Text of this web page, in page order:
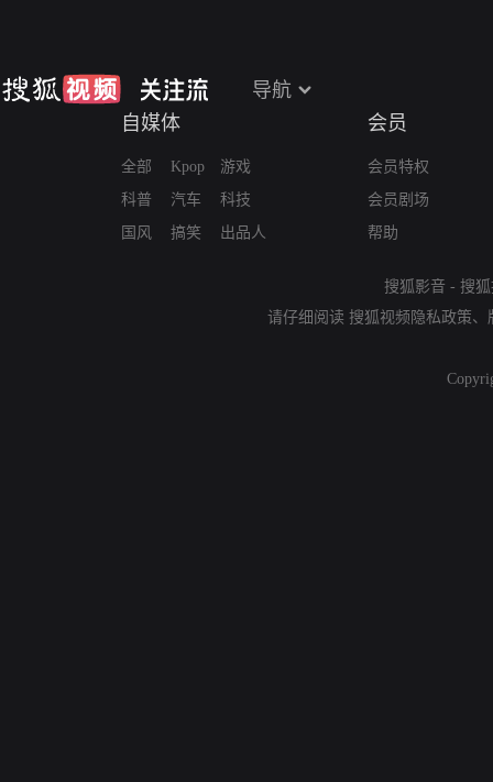
导航
自媒体
全部
科普
国风
Kpop
汽车
搞笑
游戏
科技
出品人
会员
会员特权
会员剧场
帮助
搜狐影音 - 搜
请仔细阅读 搜狐视频隐私政策、